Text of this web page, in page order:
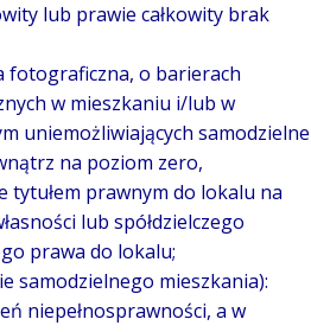
lub prawie całkowity brak
fotograficzna, o barierach
w mieszkaniu i/lub w
uniemożliwiających samodzielne
na poziom zero,
tytułem prawnym do lokalu na
lub spółdzielczego
prawa do lokalu;
samodzielnego mieszkania):
niepełnosprawności, a w